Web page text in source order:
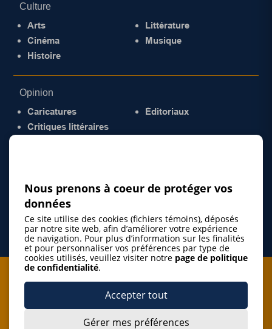
Culture
Arts
Cinéma
Histoire
Littérature
Musique
Opinion
Caricatures
Critiques littéraires
Éditoriaux
Je m'abonne à l'infolettre
Nous prenons à coeur de protéger vos
données
Ce site utilise des cookies (fichiers témoins), déposés
par notre site web, afin d’améliorer votre expérience
de navigation. Pour plus d’information sur les finalités
et pour personnaliser vos préférences par type de
cookies utilisés, veuillez visiter notre page de politique
de confidentialité.
Accepter tout
Gérer mes préférences